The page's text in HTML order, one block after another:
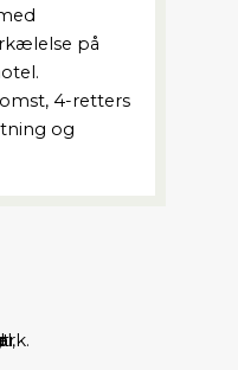
på
4-retters
og